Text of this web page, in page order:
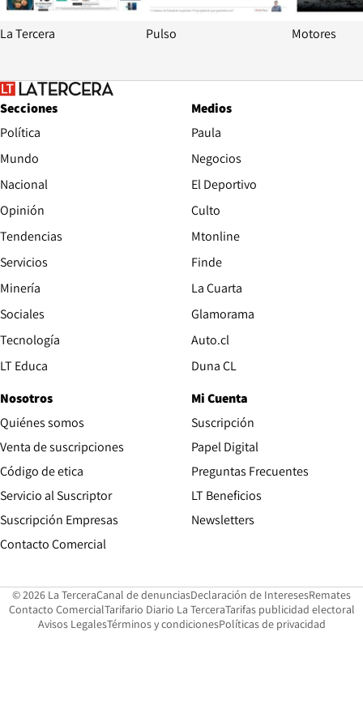
La Tercera Pulso Motores
Secciones
Política
Mundo
Nacional
Opinión
Tendencias
Servicios
Minería
Sociales
Tecnología
LT Educa
Medios
Paula
Negocios
El Deportivo
Culto
Mtonline
Finde
La Cuarta
Glamorama
Auto.cl
Duna CL
Nosotros
Quiénes somos
Venta de suscripciones
Código de etica Opens in new window
Servicio al Suscriptor
Suscripción Empresas
Contacto Comercial
Mi Cuenta
Suscripción
Papel Digital
Preguntas Frecuentes
LT Beneficios
Newsletters
© 2026 La TerceraCanal de denunciasOpens in new window
Declaración de InteresesOpens in
Remates
Contacto ComercialOpens in new window
Tarifario Diario La TerceraOpens in new window
Tarifas publicidad electoral
Avisos LegalesOpens in new window
Términos y condicionesPolíticas de privacidad